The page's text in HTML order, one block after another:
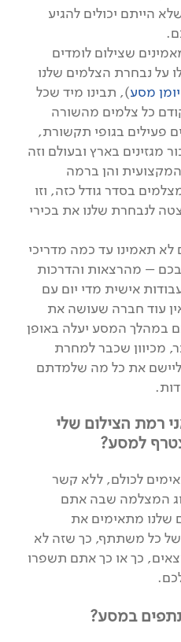
הייתם יכולים להגיע
שצילום לומדים
על נבחרת הצלמים שלנו
מסע), תבינו מיד שכל
כל צלמים מהשורה
פעילים בגופי תקשורת,
מגזינים בארץ ובעולם וזה
והן ברמה
בסדר גודל כזה, וזו
לנבחרת שלנו את בכירי
תאמינו עד כמה מדריכי
בכם – מהרצאות והדרכות
אישית מדי יום עם
עוד חברה שעושה את
במהלך המסע יעלה באופן
מכיוון שכבר למחרת
את כל מה שלמדתם
רמת הצילום שלי
למסע?
לכולם, ללא קשר
המצלמה שבה אתם
שלנו מתאימים את
של כל משתתף, כך שזה לא
כך או כך אתם תשפרו
במסע?